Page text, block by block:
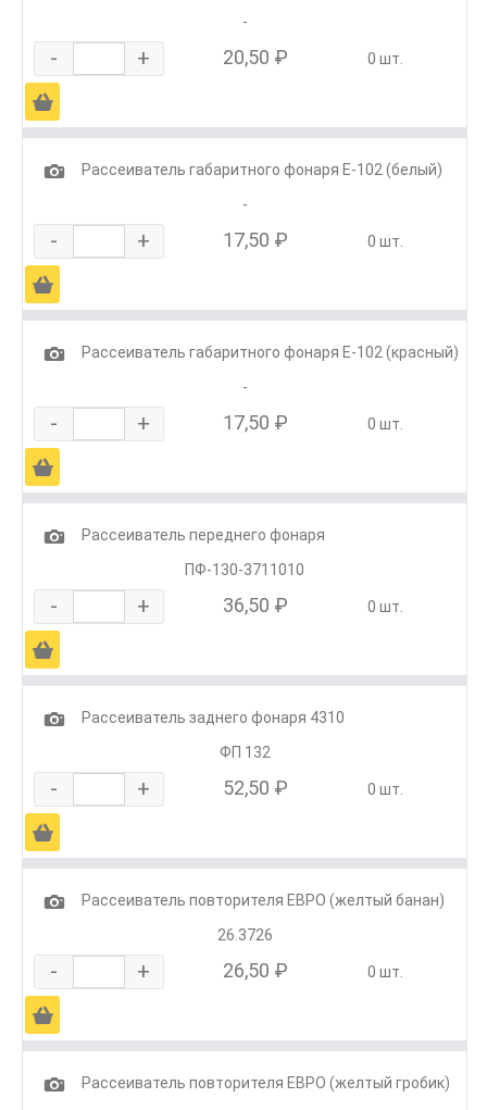
-
- + 20,50 ₽ 0 шт.
Ä
1
Рассеиватель габаритного фонаря Е-102 (белый)
-
- + 17,50 ₽ 0 шт.
Ä
1
Рассеиватель габаритного фонаря Е-102 (красный)
-
- + 17,50 ₽ 0 шт.
Ä
1
Рассеиватель переднего фонаря
ПФ-130-3711010
- + 36,50 ₽ 0 шт.
Ä
1
Рассеиватель заднего фонаря 4310
ФП 132
- + 52,50 ₽ 0 шт.
Ä
1
Рассеиватель повторителя ЕВРО (желтый банан)
26.3726
- + 26,50 ₽ 0 шт.
Ä
1
Рассеиватель повторителя ЕВРО (желтый гробик)